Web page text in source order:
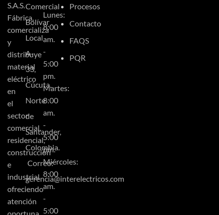
S.A.S.
Fábrica,
comercializa
y
distribuye
material
eléctrico
en
el
sector
comercial,
residencial,
construcción
e
industrial
ofreciendo
atención
Comercial
Bolívar
Local
A-
33,
Cúcuta,
Norte
de
Santander,
Colombia.
Correo:
gerencia@interelectricos.com
Lunes:
8:00
am.
-
5:00
pm.
Martes:
8:00
am.
-
5:00
pm.
Miércoles:
8:00
am.
-
5:00
Procesos
Contacto
FAQS
PQR